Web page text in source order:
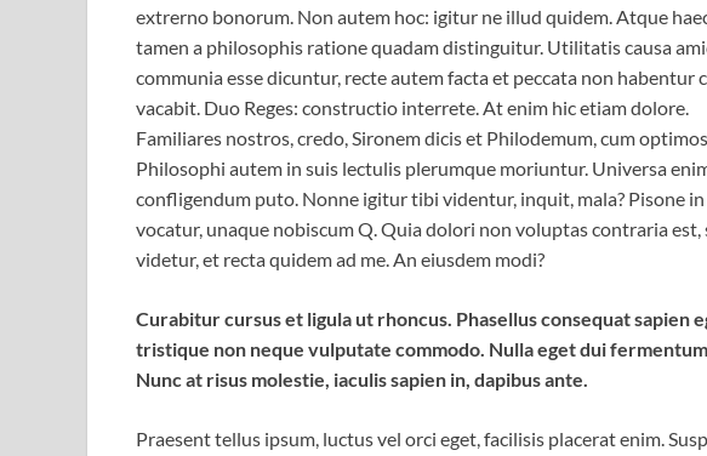
extrerno bonorum. Non autem hoc: igitur ne illud quidem. Atque
tamen a philosophis ratione quadam distinguitur. Utilitatis causa
communia esse dicuntur, recte autem facta et peccata non habentur
vacabit. Duo Reges: constructio interrete. At enim hic etiam dolore.
Familiares nostros, credo, Sironem dicis et Philodemum, cum
Philosophi autem in suis lectulis plerumque moriuntur. Universa
confligendum puto. Nonne igitur tibi videntur, inquit, mala? Pisone
vocatur, unaque nobiscum Q. Quia dolori non voluptas contraria est,
videtur, et recta quidem ad me. An eiusdem modi?
Curabitur cursus et ligula ut rhoncus. Phasellus consequat sapien
tristique non neque vulputate commodo. Nulla eget dui
Nunc at risus molestie, iaculis sapien in, dapibus ante.
Praesent tellus ipsum, luctus vel orci eget, facilisis placerat enim.